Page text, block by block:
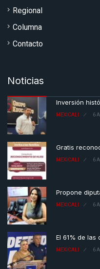
Regional
Columna
Contacto
Noticias
Inversión
MEXICALI 6
Gratis
MEXICALI 6
Propone
MEXICALI 6
El 61% de las
MEXICALI 6